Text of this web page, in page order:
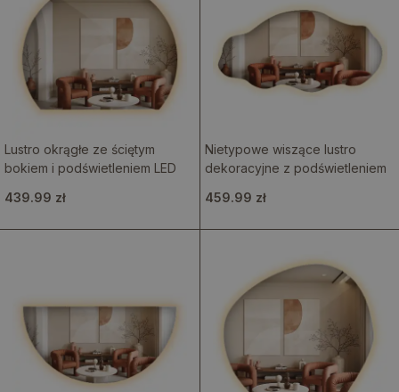
Lustro okrągłe ze ściętym
bokiem i podświetleniem LED
439.99 zł
Nietypowe wiszące lustro
dekoracyjne z podświetleniem
459.99 zł